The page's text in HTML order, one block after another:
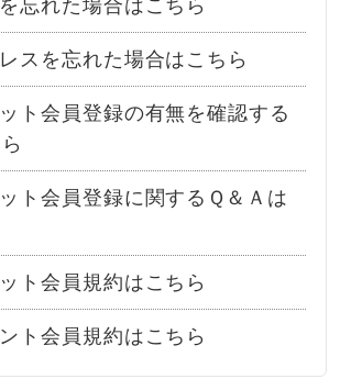
忘れた場合はこちら
スを忘れた場合はこちら
ト会員登録の有無を確認する
ト会員登録に関するＱ＆Ａは
ト会員規約はこちら
ト会員規約はこちら